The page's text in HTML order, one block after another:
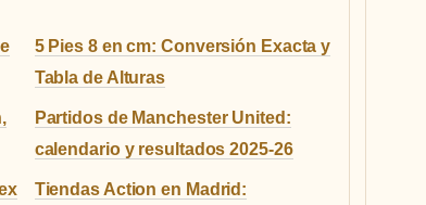
5 Pies 8 en cm: Conversión Exacta y
Tabla de Alturas
Partidos de Manchester United:
calendario y resultados 2025-26
Tiendas Action en Madrid: